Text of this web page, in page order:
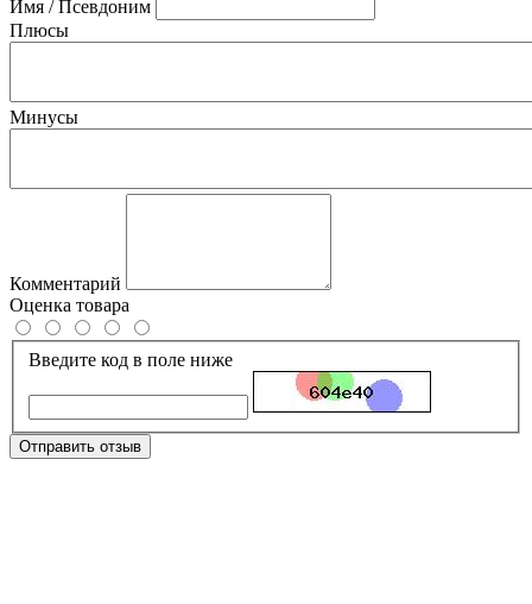
Имя / Псевдоним
Плюсы
Минусы
Комментарий
Оценка товара
Введите код в поле ниже
Отправить отзыв